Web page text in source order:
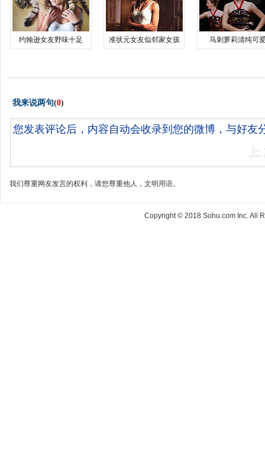
约翰逊女友野味十足 准状元女友似邻家女孩 马刺萝莉清纯可
我来说两句(0)
我们尊重网友发言的权利，请您尊重他人，文明用语。
Copyright © 2018 Sohu.com Inc. All